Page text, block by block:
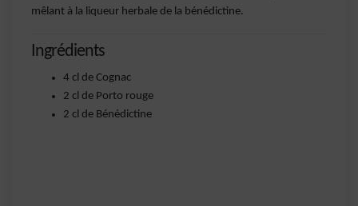
mêlant à la liqueur herbale de la bénédictine.
Ingrédients
4 cl de Cognac
2 cl de Porto rouge
2 cl de Bénédictine